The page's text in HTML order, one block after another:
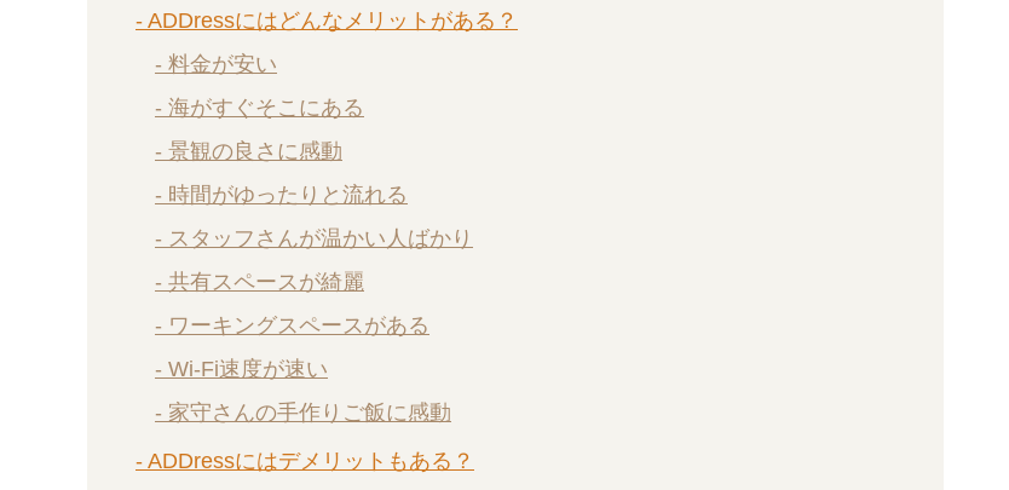
- ADDressにはどんなメリットがある？
- 料金が安い
- 海がすぐそこにある
- 景観の良さに感動
- 時間がゆったりと流れる
- スタッフさんが温かい人ばかり
- 共有スペースが綺麗
- ワーキングスペースがある
- Wi-Fi速度が速い
- 家守さんの手作りご飯に感動
- ADDressにはデメリットもある？